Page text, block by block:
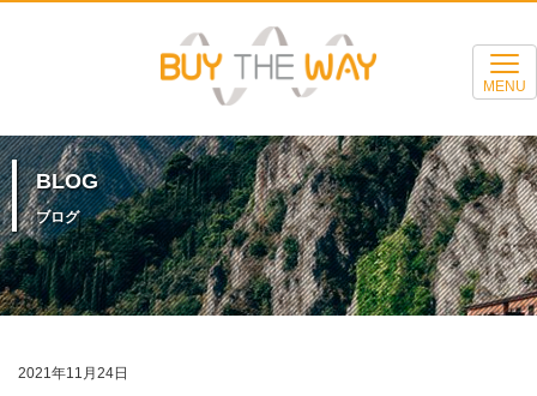
MENU
BLOG
ブログ
2021年11月24日